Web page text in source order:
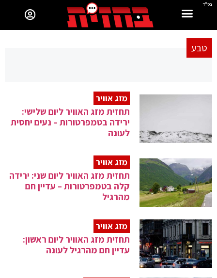
בס"ד
טבע
מזג אוויר
תחזית מזג האוויר ליום שלישי:
ירידה בטמפרטורות – נעים יחסית
לעונה
מזג אוויר
תחזית מזג האוויר ליום שני: ירידה
קלה בטמפרטורות – עדיין חם
מהרגיל
מזג אוויר
תחזית מזג האוויר ליום ראשון:
עדיין חם מהרגיל לעונה